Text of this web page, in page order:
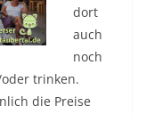
dort
auch
noch
trinken.
die Preise